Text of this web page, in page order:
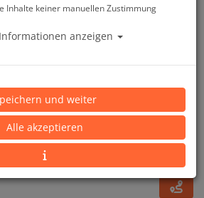
Schlauch 1/2 - 80 cm - Weiß
Inhalte keiner manuellen Zustimmung
anzeigen
und weiter
Alle akzeptieren